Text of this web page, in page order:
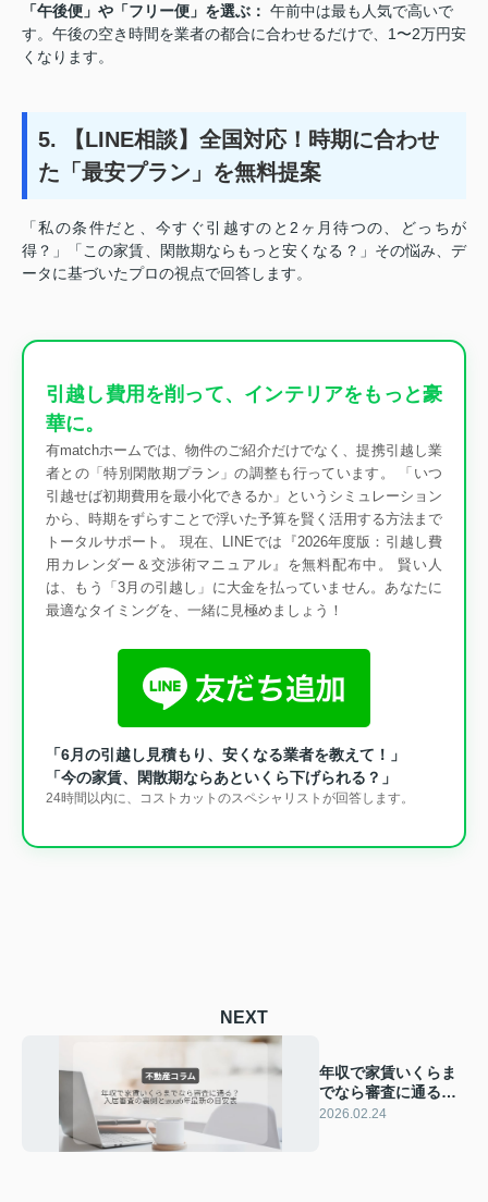
「午後便」や「フリー便」を選ぶ： 午前中は最も人気で高いで
す。午後の空き時間を業者の都合に合わせるだけで、1〜2万円安
くなります。
5. 【LINE相談】全国対応！時期に合わせ
た「最安プラン」を無料提案
「私の条件だと、今すぐ引越すのと2ヶ月待つの、どっちが
得？」「この家賃、閑散期ならもっと安くなる？」その悩み、デ
ータに基づいたプロの視点で回答します。
引越し費用を削って、インテリアをもっと豪
華に。
有matchホームでは、物件のご紹介だけでなく、提携引越し業
者との「特別閑散期プラン」の調整も行っています。 「いつ
引越せば初期費用を最小化できるか」というシミュレーション
から、時期をずらすことで浮いた予算を賢く活用する方法まで
トータルサポート。 現在、LINEでは『2026年度版：引越し費
用カレンダー＆交渉術マニュアル』を無料配布中。 賢い人
は、もう「3月の引越し」に大金を払っていません。あなたに
最適なタイミングを、一緒に見極めましょう！
「6月の引越し見積もり、安くなる業者を教えて！」
「今の家賃、閑散期ならあといくら下げられる？」
24時間以内に、コストカットのスペシャリストが回答します。
NEXT
年収で家賃いくらま
でなら審査に通る？
入居審査の裏側と
2026.02.24